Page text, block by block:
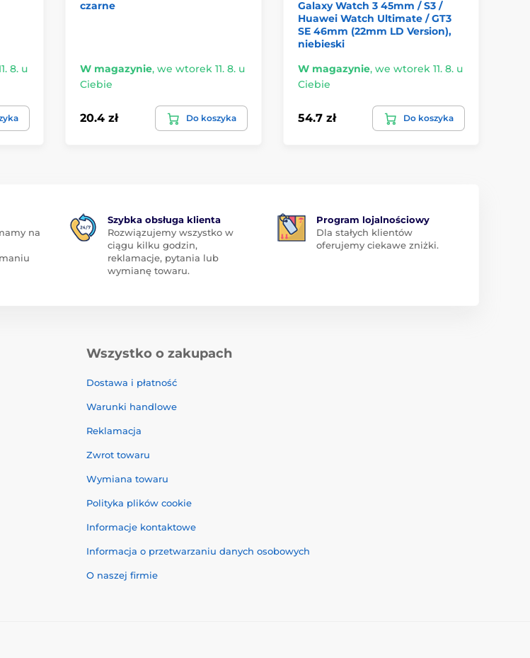
8. u
czarne
W magazynie, we wtorek 11. 8. u
Ciebie
20.4 zł Do koszyka
Galaxy Watch 3 45mm / S3 /
Huawei Watch Ultimate / GT3
SE 46mm (22mm LD Version),
niebieski
W magazynie, we wtorek 11. 8. u
Ciebie
54.7 zł Do koszyka
na
Szybka obsługa klienta
Rozwiązujemy wszystko w
ciągu kilku godzin,
reklamacje, pytania lub
wymianę towaru.
Program lojalnościowy
Dla stałych klientów
oferujemy ciekawe zniżki.
Wszystko o zakupach
Dostawa i płatność
Warunki handlowe
Reklamacja
Zwrot towaru
Wymiana towaru
Polityka plików cookie
Informacje kontaktowe
Informacja o przetwarzaniu danych osobowych
O naszej firmie